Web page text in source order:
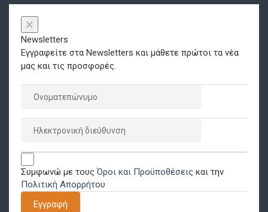
×
Newsletters
Εγγραφείτε στα Newsletters και μάθετε πρώτοι τα νέα
μας και τις προσφορές.
Συμφωνώ με τουςΌροι και Προϋποθέσεις και την
Πολιτική Απορρήτου